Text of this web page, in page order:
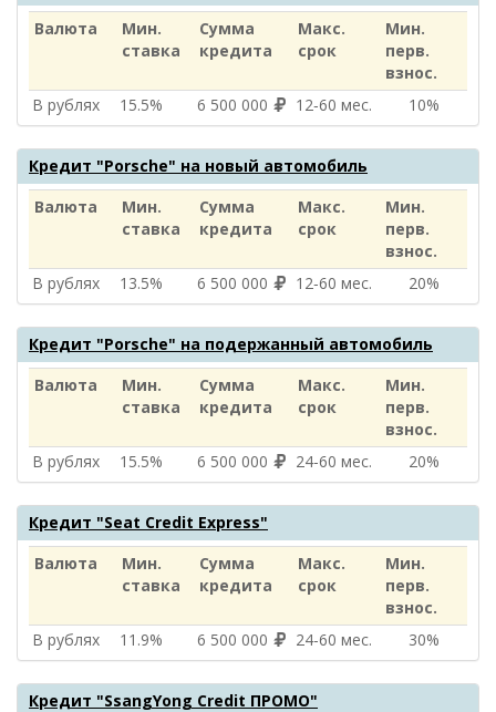
Валюта
Мин.
ставка
Сумма
кредита
Макс.
срок
Мин.
перв.
взнос.
В рублях
15.5% 6 500 000 12‑60 мес. 10%
Кредит "Porsche" на новый автомобиль
Валюта
Мин.
ставка
Сумма
кредита
Макс.
срок
Мин.
перв.
взнос.
В рублях
13.5% 6 500 000 12‑60 мес. 20%
Кредит "Porsche" на подержанный автомобиль
Валюта
Мин.
ставка
Сумма
кредита
Макс.
срок
Мин.
перв.
взнос.
В рублях
15.5% 6 500 000 24‑60 мес. 20%
Кредит "Seat Credit Express"
Валюта
Мин.
ставка
Сумма
кредита
Макс.
срок
Мин.
перв.
взнос.
В рублях
11.9% 6 500 000 24‑60 мес. 30%
Кредит "SsangYong Credit ПРОМО"